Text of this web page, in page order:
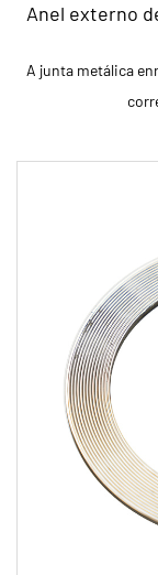
Faixa de tensão
juntas
Anel externo
A junta metálica